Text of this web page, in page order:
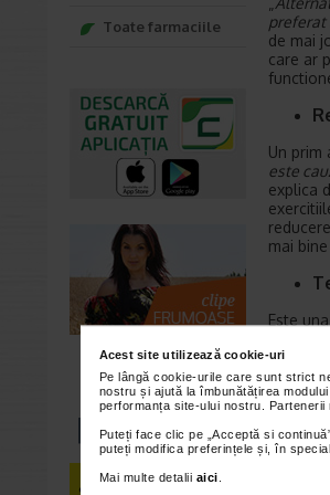
Acest site utilizează cookie-uri
Pe lângă cookie-urile care sunt strict
nostru și ajută la îmbunătățirea
performanța site-ului nostru.
Puteți face clic pe „Acceptă si
puteți modifica preferințele și, în
Mai multe detalii aici
preferat
de mai
care ar
Un prim
este
explica
mai
Este
regleze
Toate farmaciile